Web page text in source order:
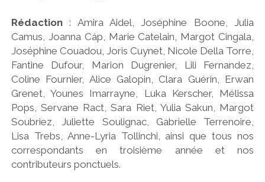
Rédaction: Amira Aidel, Joséphine Boone, Julia
Camus, Joanna Cáp, Marie Catelain, Margot Cingala,
Joséphine Couadou, Joris Cuynet, Nicole Della Torre,
Fantine Dufour, Marion Dugrenier, Lili Fernandez,
Coline Fournier, Alice Galopin, Clara Guérin, Erwan
Grenet, Younes Imarrayne, Luka Kerscher, Mélissa
Pops, Servane Ract, Sara Riet, Yulia Sakun, Margot
Soubriez, Juliette Soulignac, Gabrielle Terrenoire,
Lisa Trebs, Anne-Lyria Tollinchi, ainsi que tous nos
correspondants en troisième année et nos
contributeurs ponctuels.